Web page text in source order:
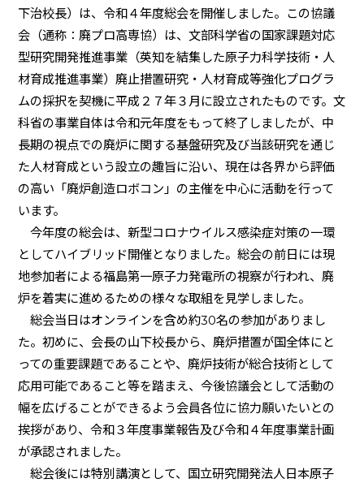
下治校長）は、令和４年度総会を開催しました。この協議
会（通称：廃プロ高専協）は、文部科学省の国家課題対応
型研究開発推進事業（英知を結集した原子力科学技術・人
材育成推進事業）廃止措置研究・人材育成等強化プログラ
ムの採択を契機に平成２７年３月に設立されたものです。文
科省の事業自体は令和元年度をもって終了しましたが、中
長期の視点での廃炉に関する基盤研究及び当該研究を通じ
た人材育成という設立の趣旨に沿い、現在は各界から評価
の高い「廃炉創造ロボコン」の主催を中心に活動を行って
います。
今年度の総会は、新型コロナウイルス感染症対策の一環
としてハイブリッド開催となりました。総会の前日には現
地参加者による福島第一原子力発電所の視察が行われ、廃
炉を着実に進めるための様々な取組を見学しました。
総会当日はオンラインを含め約30名の参加がありまし
た。初めに、会長の山下校長から、廃炉措置が国全体にと
っての重要課題であることや、廃炉技術が総合技術として
応用可能であること等を踏まえ、今後協議会として活動の
幅を広げることができるよう会員各位に協力願いたいとの
挨拶があり、令和３年度事業報告及び令和４年度事業計画
が承認されました。
総会後には特別講演として、国立研究開発法人日本原子